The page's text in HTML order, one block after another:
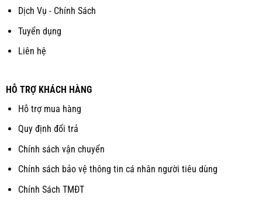
Dịch Vụ - Chính Sách
Tuyển dụng
Liên hệ
HỖ TRỢ KHÁCH HÀNG
Hỗ trợ mua hàng
Quy định đổi trả
Chính sách vận chuyển
Chính sách bảo vệ thông tin cá nhân người tiêu dùng
Chính Sách TMĐT